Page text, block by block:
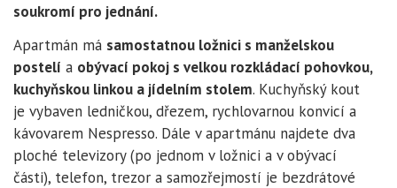
soukromí pro jednání.
Apartmán má samostatnou ložnici s manželskou
postelí a obývací pokoj s velkou rozkládací pohovkou,
kuchyňskou linkou a jídelním stolem. Kuchyňský kout
je vybaven ledničkou, dřezem, rychlovarnou konvicí a
kávovarem Nespresso. Dále v apartmánu najdete dva
ploché televizory (po jednom v ložnici a v obývací
části), telefon, trezor a samozřejmostí je bezdrátové